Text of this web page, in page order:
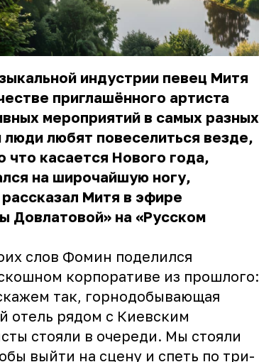
индустрии певец Митя
приглашённого артиста
мероприятий в самых разных
любят повеселиться везде,
что касается Нового года,
на широчайшую ногу,
Митя в эфире
Довлатовой» на «Русском
слов Фомин поделился
корпоративе из прошлого:
так, горнодобывающая
отель рядом с Киевским
стояли в очереди. Мы стояли
выйти на сцену и спеть по три-